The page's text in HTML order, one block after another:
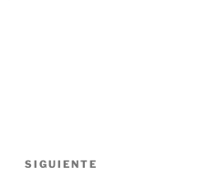
SIGUIENTE